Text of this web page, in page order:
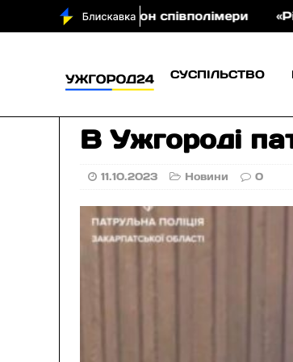
на аукціон співполімери «Річард
СУСПІЛЬСТВО
В Ужгороді
11.10.2023 Новини 0